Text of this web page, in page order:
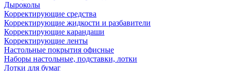
Дыроколы
Корректирующие средства
Корректирующие жидкости и разбавители
Корректирующие карандаши
Корректирующие ленты
Настольные покрытия офисные
Наборы настольные, подставки, лотки
Лотки для бумаг